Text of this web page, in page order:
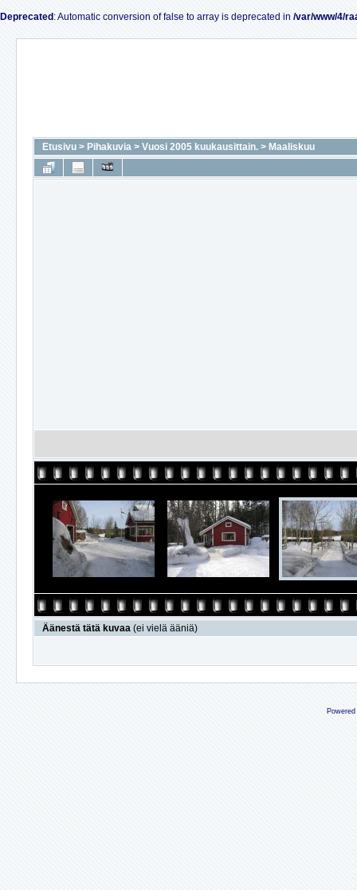
Deprecated : Automatic conversion of false to array is deprecated in /var/www/4/
Etusivu > Pihakuvia > Vuosi 2005 kuukausittain. > Maaliskuu
Äänestä tätä kuvaa (ei vielä ääniä)